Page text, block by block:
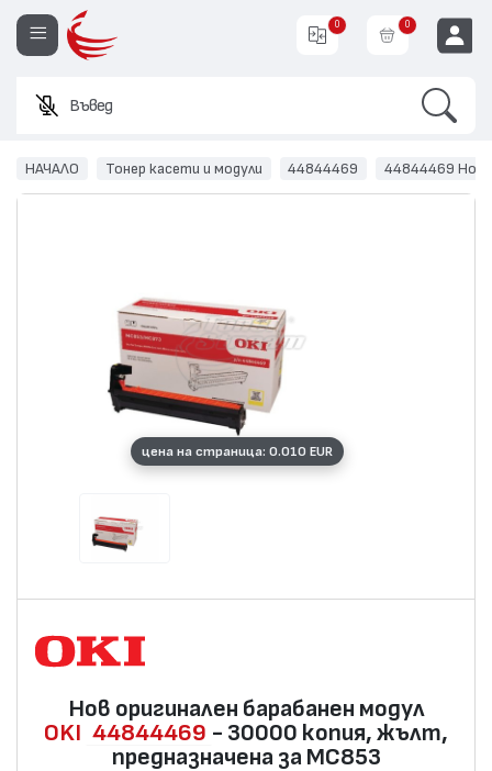
Въведете име
0 0
НАЧАЛО Тонер касети и модули 44844469 44844469 Нов
цена на страница: 0.010 EUR
Нов оригинален барабанен модул
OKI 44844469 - 30000 копия, жълт,
предназначена за MC853